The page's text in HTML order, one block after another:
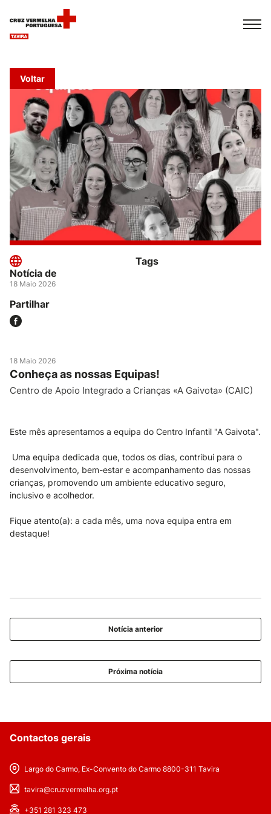
Voltar
Notícia de
18 Maio 2026
Tags
Partilhar
18 Maio 2026
Conheça as nossas Equipas!
Centro de Apoio Integrado a Crianças «A Gaivota» (CAIC)
Este mês apresentamos a equipa do Centro Infantil "A Gaivota".
Uma equipa dedicada que, todos os dias, contribui para o
desenvolvimento, bem-estar e acompanhamento das nossas
crianças, promovendo um ambiente educativo seguro,
inclusivo e acolhedor.
Fique atento(a): a cada mês, uma nova equipa entra em
destaque!
Notícia anterior
Próxima notícia
Contactos gerais
Largo do Carmo, Ex-Convento do Carmo 8800-311 Tavira
tavira@cruzvermelha.org.pt
+351 281 323 473